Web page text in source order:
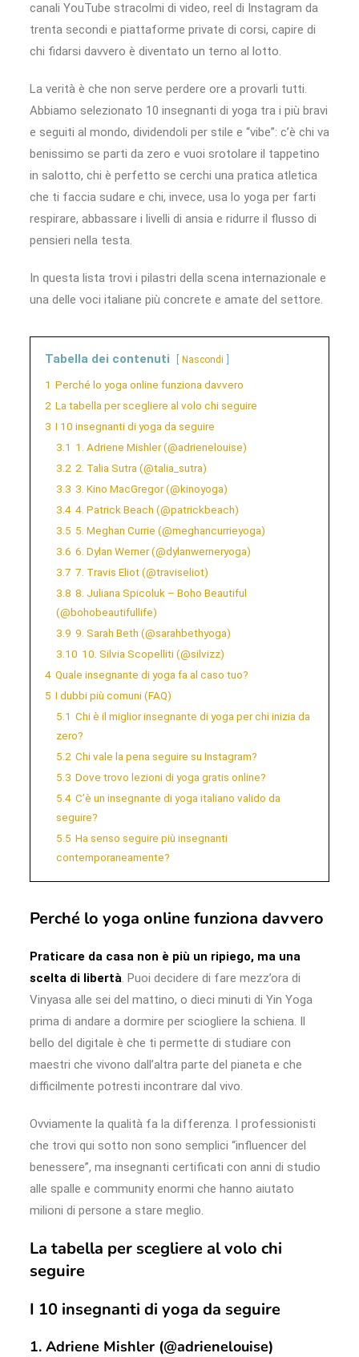
canali YouTube stracolmi di video, reel di Instagram da
trenta secondi e piattaforme private di corsi, capire di
chi fidarsi davvero è diventato un terno al lotto.
La verità è che non serve perdere ore a provarli tutti.
Abbiamo selezionato 10 insegnanti di yoga tra i più bravi
e seguiti al mondo, dividendoli per stile e “vibe”: c’è chi va
benissimo se parti da zero e vuoi srotolare il tappetino
in salotto, chi è perfetto se cerchi una pratica atletica
che ti faccia sudare e chi, invece, usa lo yoga per farti
respirare, abbassare i livelli di ansia e ridurre il flusso di
pensieri nella testa.
In questa lista trovi i pilastri della scena internazionale e
una delle voci italiane più concrete e amate del settore.
Tabella dei contenuti Nascondi
1 Perché lo yoga online funziona davvero
2 La tabella per scegliere al volo chi seguire
3 I 10 insegnanti di yoga da seguire
3.1 1. Adriene Mishler (@adrienelouise)
3.2 2. Talia Sutra (@talia_sutra)
3.3 3. Kino MacGregor (@kinoyoga)
3.4 4. Patrick Beach (@patrickbeach)
3.5 5. Meghan Currie (@meghancurrieyoga)
3.6 6. Dylan Werner (@dylanwerneryoga)
3.7 7. Travis Eliot (@traviseliot)
3.8 8. Juliana Spicoluk – Boho Beautiful
(@bohobeautifullife)
3.9 9. Sarah Beth (@sarahbethyoga)
3.10 10. Silvia Scopelliti (@silvizz)
4 Quale insegnante di yoga fa al caso tuo?
5 I dubbi più comuni (FAQ)
5.1 Chi è il miglior insegnante di yoga per chi inizia da
zero?
5.2 Chi vale la pena seguire su Instagram?
5.3 Dove trovo lezioni di yoga gratis online?
5.4 C’è un insegnante di yoga italiano valido da
seguire?
5.5 Ha senso seguire più insegnanti
contemporaneamente?
Perché lo yoga online funziona davvero
Praticare da casa non è più un ripiego, ma una
scelta di libertà. Puoi decidere di fare mezz’ora di
Vinyasa alle sei del mattino, o dieci minuti di Yin Yoga
prima di andare a dormire per sciogliere la schiena. Il
bello del digitale è che ti permette di studiare con
maestri che vivono dall’altra parte del pianeta e che
difficilmente potresti incontrare dal vivo.
Ovviamente la qualità fa la differenza. I professionisti
che trovi qui sotto non sono semplici “influencer del
benessere”, ma insegnanti certificati con anni di studio
alle spalle e community enormi che hanno aiutato
milioni di persone a stare meglio.
La tabella per scegliere al volo chi
seguire
I 10 insegnanti di yoga da seguire
1. Adriene Mishler (@adrienelouise)